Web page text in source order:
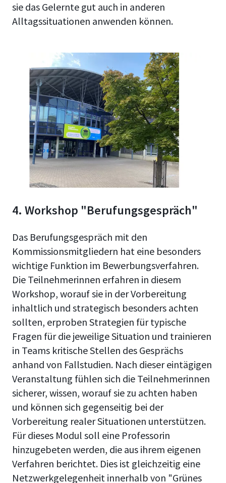
sie das Gelernte gut auch in anderen
Alltagssituationen anwenden können.
4. Workshop "Berufungsgespräch"
Das Berufungsgespräch mit den
Kommissionsmitgliedern hat eine besonders
wichtige Funktion im Bewerbungsverfahren.
Die Teilnehmerinnen erfahren in diesem
Workshop, worauf sie in der Vorbereitung
inhaltlich und strategisch besonders achten
sollten, erproben Strategien für typische
Fragen für die jeweilige Situation und trainieren
in Teams kritische Stellen des Gesprächs
anhand von Fallstudien. Nach dieser eintägigen
Veranstaltung fühlen sich die Teilnehmerinnen
sicherer, wissen, worauf sie zu achten haben
und können sich gegenseitig bei der
Vorbereitung realer Situationen unterstützen.
Für dieses Modul soll eine Professorin
hinzugebeten werden, die aus ihrem eigenen
Verfahren berichtet. Dies ist gleichzeitig eine
Netzwerkgelegenheit innerhalb von "Grünes